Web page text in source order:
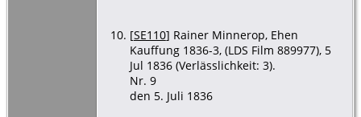
[SE110] Rainer Minnerop, Ehen
Kauffung 1836-3, (LDS Film 889977), 5
Jul 1836 (Verlässlichkeit: 3).
Nr. 9
den 5. Juli 1836